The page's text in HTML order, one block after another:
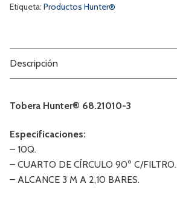
Etiqueta: Productos Hunter®
Descripción
Tobera Hunter® 68.21010-3
Especificaciones:
– 10Q.
– CUARTO DE CÍRCULO 90º C/FILTRO.
– ALCANCE 3 M A 2,10 BARES.